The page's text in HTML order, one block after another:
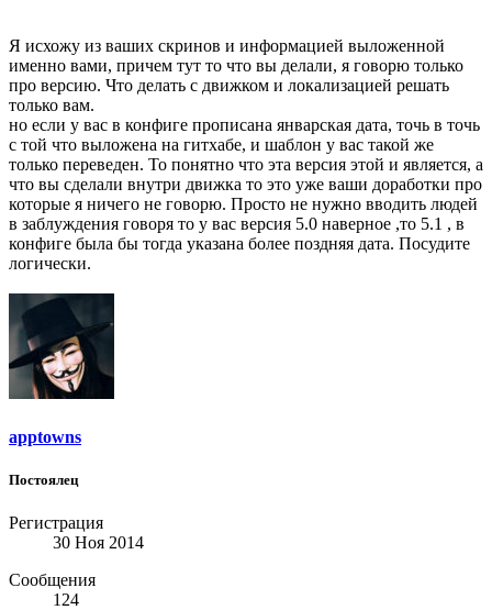
Я исхожу из ваших скринов и информацией выложенной
именно вами, причем тут то что вы делали, я говорю только
про версию. Что делать с движком и локализацией решать
только вам.
но если у вас в конфиге прописана январская дата, точь в точь
с той что выложена на гитхабе, и шаблон у вас такой же
только переведен. То понятно что эта версия этой и является, а
что вы сделали внутри движка то это уже ваши доработки про
которые я ничего не говорю. Просто не нужно вводить людей
в заблуждения говоря то у вас версия 5.0 наверное ,то 5.1 , в
конфиге была бы тогда указана более поздняя дата. Посудите
логически.
apptowns
Постоялец
Регистрация
30 Ноя 2014
Сообщения
124